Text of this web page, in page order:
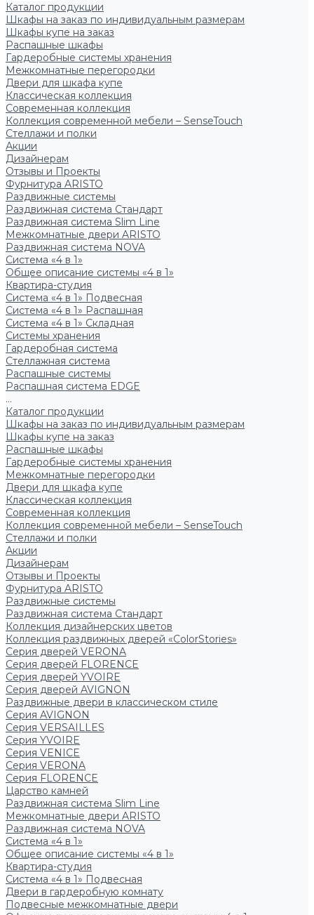
Каталог продукции
Шкафы на заказ по индивидуальным размерам
Шкафы купе на заказ
Распашные шкафы
Гардеробные системы хранения
Межкомнатные перегородки
Двери для шкафа купе
Классическая коллекция
Современная коллекция
Коллекция современной мебели – SenseTouch
Стеллажи и полки
Акции
Дизайнерам
Отзывы и Проекты
Фурнитура ARISTO
Раздвижные системы
Раздвижная система Стандарт
Раздвижная система Slim Line
Межкомнатные двери ARISTO
Раздвижная система NOVA
Система «4 в 1»
Общее описание системы «4 в 1»
Квартира-студия
Система «4 в 1» Подвесная
Система «4 в 1» Распашная
Система «4 в 1» Складная
Системы хранения
Гардеробная система
Стеллажная система
Распашные системы
Распашная система EDGE
...
Каталог продукции
Шкафы на заказ по индивидуальным размерам
Шкафы купе на заказ
Распашные шкафы
Гардеробные системы хранения
Межкомнатные перегородки
Двери для шкафа купе
Классическая коллекция
Современная коллекция
Коллекция современной мебели – SenseTouch
Стеллажи и полки
Акции
Дизайнерам
Отзывы и Проекты
Фурнитура ARISTO
Раздвижные системы
Раздвижная система Стандарт
Коллекция дизайнерских цветов
Коллекция раздвижных дверей «ColorStories»
Серия дверей VERONA
Серия дверей FLORENCE
Серия дверей YVOIRE
Серия дверей AVIGNON
Раздвижные двери в классическом стиле
Серия AVIGNON
Серия VERSAILLES
Серия YVOIRE
Серия VENICE
Серия VERONA
Серия FLORENCE
Царство камней
Раздвижная система Slim Line
Межкомнатные двери ARISTO
Раздвижная система NOVA
Система «4 в 1»
Общее описание системы «4 в 1»
Квартира-студия
Система «4 в 1» Подвесная
Двери в гардеробную комнату
Подвесные межкомнатные двери